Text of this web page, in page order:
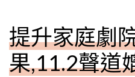
提升家庭劇
果,11.2聲道